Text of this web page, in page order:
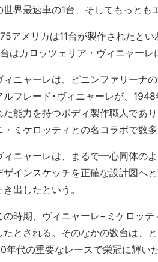
世界最速車の1台、そしてもっとも
アメリカは11台が製作されたとい
はカロッツェリア・ヴィニャーレ
ニャーレは、ピニンファリーナ
ルフレード･ヴィニャーレが、
た能力を持つボディ製作職人であ
・ミケロッティとの名コラボで数
ニャーレは、まるで一心同体の
ザインスケッチを正確な設計図へ
き出したという。
時期、ヴィニャーレ−ミケロッテ
たとされる。そのなかの数台は、
年代の重要なレースで栄冠に輝いた